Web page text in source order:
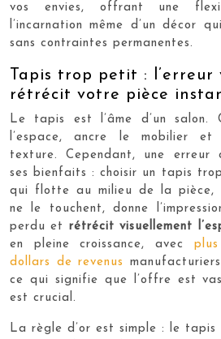
vos envies, offrant une
l’incarnation même d’un décor
sans contraintes permanentes.
Tapis trop petit : l’erreur
rétrécit votre pièce
Le tapis est l’âme d’un salon.
l’espace, ancre le mobilier
texture. Cependant, une erreur
ses bienfaits : choisir un tapis
qui flotte au milieu de la pièce,
ne le touchent, donne
perdu et rétrécit visuellement
en pleine croissance, avec
dollars de revenus
ce qui signifie que l’offre est
est crucial.
La règle d’or est simple : le